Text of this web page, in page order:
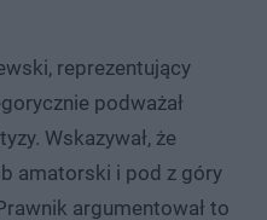
reprezentujący
podważał
Wskazywał, że
amatorski i pod z góry
argumentował to